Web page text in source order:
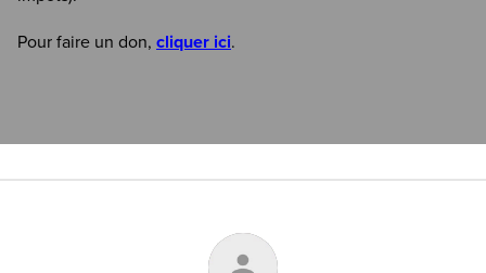
Pour faire un don, cliquer ici.